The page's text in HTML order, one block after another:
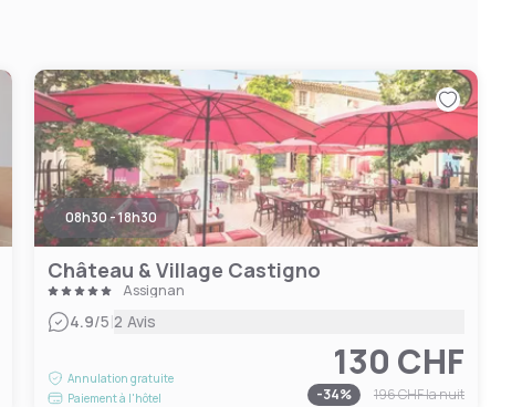
08h30 - 18h30
Château & Village Castigno
Assignan
4.9/5|2 Avis
Annulation gratuite
Paiement à l'hôtel
130 CHF
-34% 196 CHFla nuit